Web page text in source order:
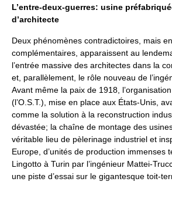
L’entre-deux-guerres: usine
d’architecte
Deux phénomènes contradictoires, mais
complémentaires, apparaissent au
l’entrée massive des architectes dans la
et, parallèlement, le rôle nouveau de
Avant même la paix de 1918,
(l’O.S.T.), mise en place aux États-Unis,
comme la solution à la reconstruction
dévastée; la chaîne de montage des
véritable lieu de pèlerinage industriel et
Europe, d’unités de production immenses
Lingotto à Turin par l’ingénieur Mattei-
une piste d’essai sur le gigantesque toit-